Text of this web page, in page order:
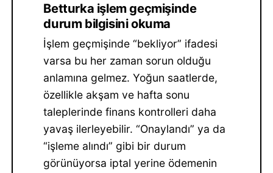
Betturka işlem geçmişinde
durum bilgisini okuma
İşlem geçmişinde “bekliyor” ifadesi
varsa bu her zaman sorun olduğu
anlamına gelmez. Yoğun saatlerde,
özellikle akşam ve hafta sonu
taleplerinde finans kontrolleri daha
yavaş ilerleyebilir. “Onaylandı” ya da
“işleme alındı” gibi bir durum
görünüyorsa iptal yerine ödemenin